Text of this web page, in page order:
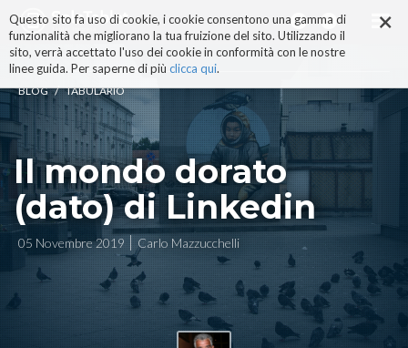
×
Questo sito fa uso di cookie, i cookie consentono una gamma di
funzionalità che migliorano la tua fruizione del sito. Utilizzando il
sito, verrà accettato l'uso dei cookie in conformità con le nostre
linee guida. Per saperne di più clicca qui.
ai
contenuti.
|
alla
navigazione
BLOG / TABULARIO
Il mondo dorato
(dato) di Linkedin
05 Novembre 2019 Carlo Mazzucchelli